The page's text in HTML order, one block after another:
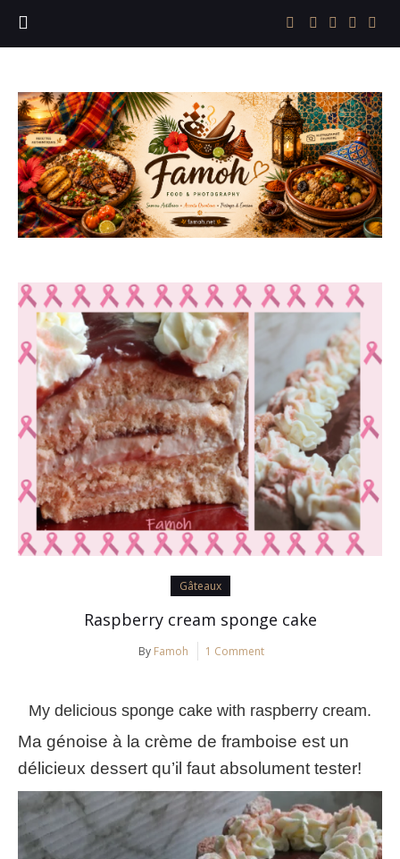
Gâteaux
Raspberry cream sponge cake
By Famoh 1 Comment
My delicious sponge cake with raspberry cream.
Ma génoise à la crème de framboise est un
délicieux dessert qu’il faut absolument tester!